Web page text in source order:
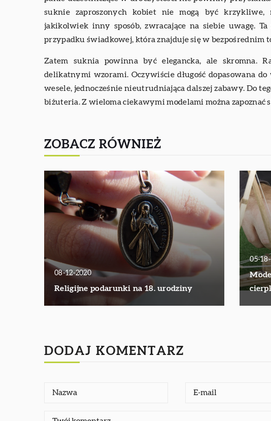
suknie zaproszonych kobiet nie mogą być krzykliwe,
jakikolwiek inny sposób, zwracające na siebie uwagę. Ta
przypadku świadkowej, która znajduje się w bezpośrednim
Zatem suknia powinna być elegancka, ale skromna.
delikatnymi wzorami. Oczywiście długość dopasowana
wesele, jednocześnie nieutrudniająca dalszej zabawy. Do
biżuteria. Z wieloma ciekawymi modelami można zapoznać
ZOBACZ RÓWNIEŻ
08-12-2020
Religijne podarunki na 18. urodziny
05-
DODAJ KOMENTARZ